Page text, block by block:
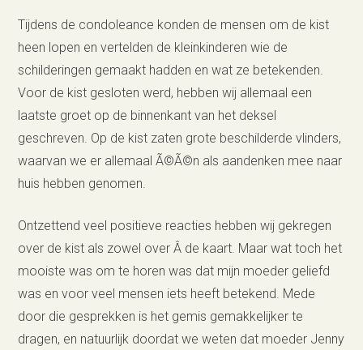
Tijdens de condoleance konden de mensen om de kist
heen lopen en vertelden de kleinkinderen wie de
schilderingen gemaakt hadden en wat ze betekenden.
Voor de kist gesloten werd, hebben wij allemaal een
laatste groet op de binnenkant van het deksel
geschreven. Op de kist zaten grote beschilderde vlinders,
waarvan we er allemaal Ã©Ã©n als aandenken mee naar
huis hebben genomen.
Ontzettend veel positieve reacties hebben wij gekregen
over de kist als zowel over Â de kaart. Maar wat toch het
mooiste was om te horen was dat mijn moeder geliefd
was en voor veel mensen iets heeft betekend. Mede
door die gesprekken is het gemis gemakkelijker te
dragen, en natuurlijk doordat we weten dat moeder Jenny